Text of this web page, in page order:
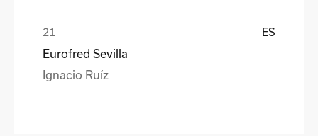
ES
Eurofred Sevilla
Ignacio Ruíz